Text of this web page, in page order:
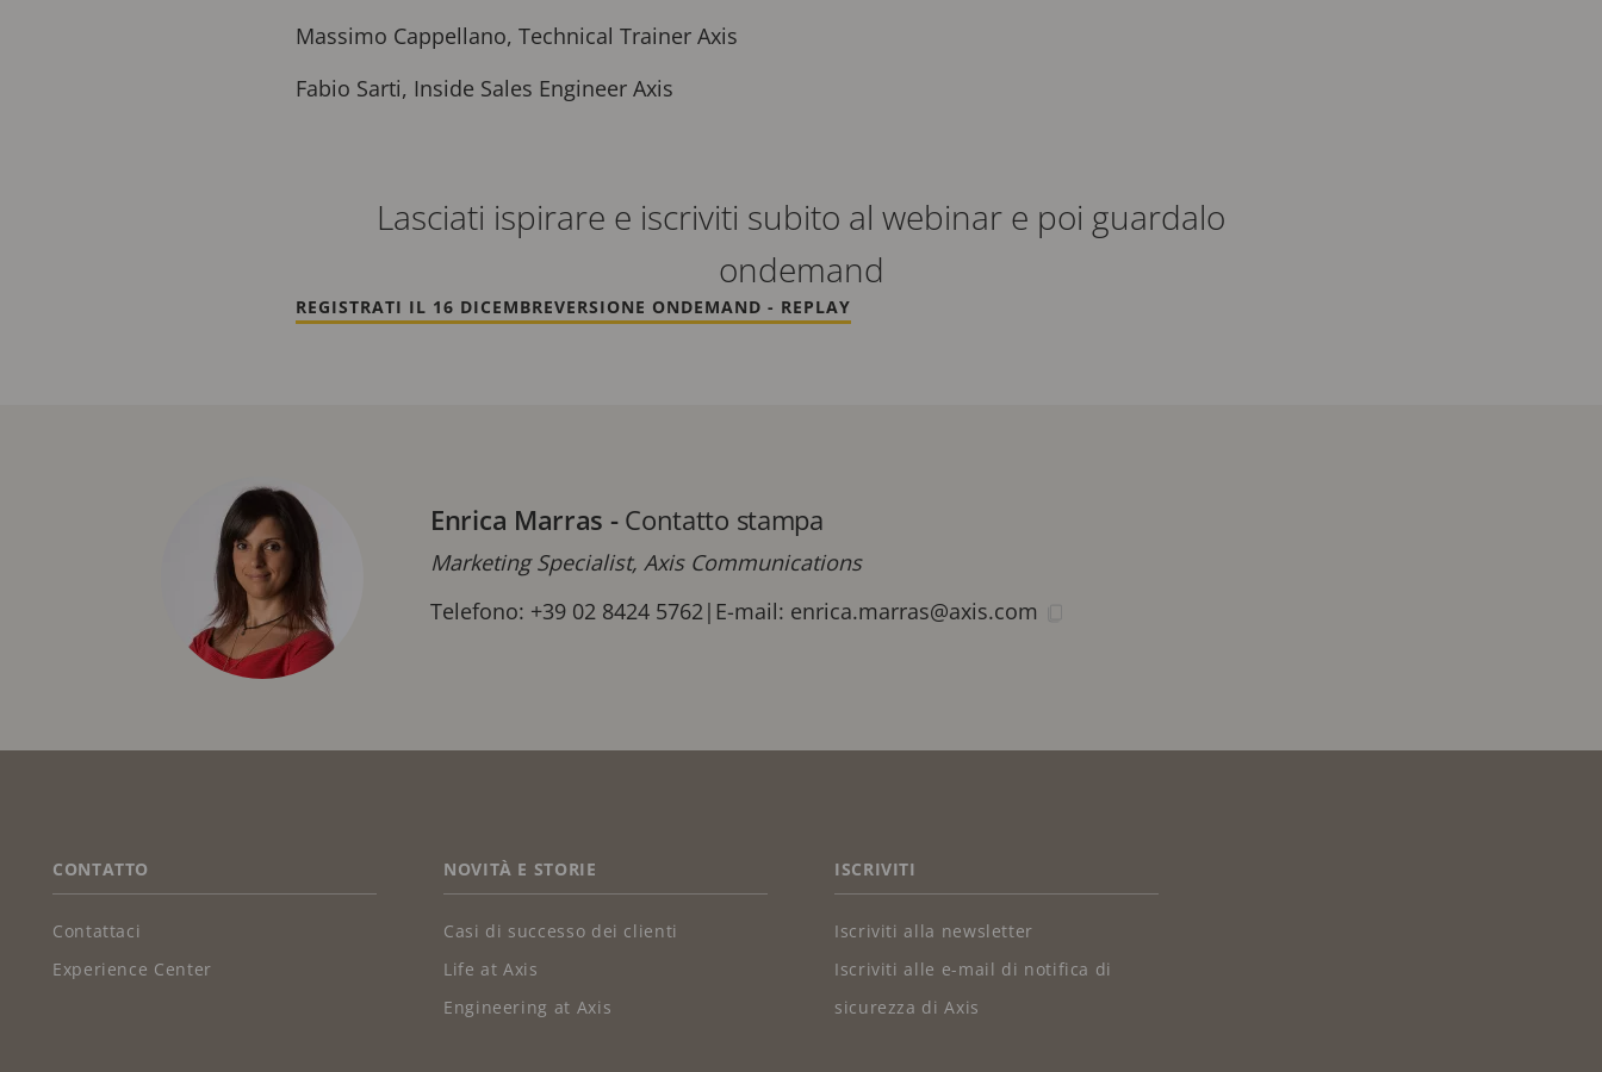
Massimo Cappellano, Technical Trainer Axis
Fabio Sarti, Inside Sales Engineer Axis
Lasciati ispirare e iscriviti subito al webinar e poi guardalo
ondemand
REGISTRATI IL 16 DICEMBREVERSIONE ONDEMAND - REPLAY
Enrica Marras - Contatto stampa
Marketing Specialist, Axis Communications
Telefono: +39 02 8424 5762| E-mail: enrica.marras@axis.com
FOOTER
CONTATTO
Contattaci
Experience Center
NOVITÀ E STORIE
Casi di successo dei clienti
Life at Axis
Engineering at Axis
ISCRIVITI
Iscriviti alla newsletter
Iscriviti alle e-mail di notifica di
sicurezza di Axis